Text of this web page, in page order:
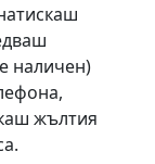
наличен)
жълтия